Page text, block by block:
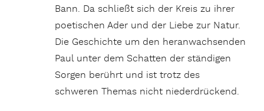
Bann. Da schließt sich der Kreis zu ihrer
poetischen Ader und der Liebe zur Natur.
Die Geschichte um den heranwachsenden
Paul unter dem Schatten der ständigen
Sorgen berührt und ist trotz des
schweren Themas nicht niederdrückend.